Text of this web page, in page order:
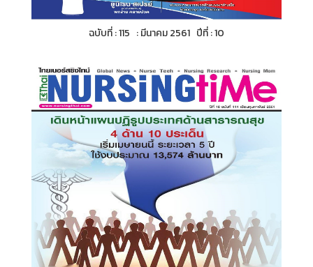
ฉบับที่ : 115 : มีนาคม 2561 ปีที่ : 10